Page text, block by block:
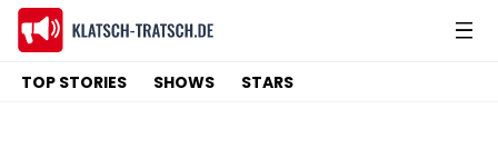
TOP STORIES SHOWS STARS